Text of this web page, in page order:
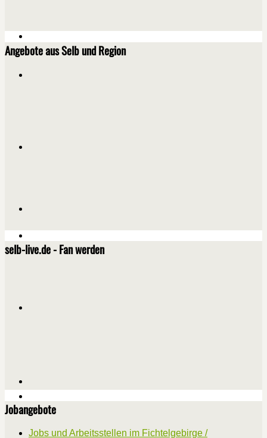
Angebote aus Selb und Region
selb-live.de - Fan werden
Jobangebote
Jobs und Arbeitsstellen im Fichtelgebirge /